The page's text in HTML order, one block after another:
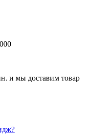
и мы доставим товар